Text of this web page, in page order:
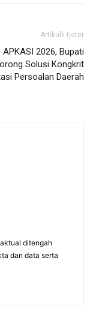
Artikulli tjetër
APKASI 2026, Bupati
Solusi Kongkrit
Persoalan Daerah
ditengah
dan data serta